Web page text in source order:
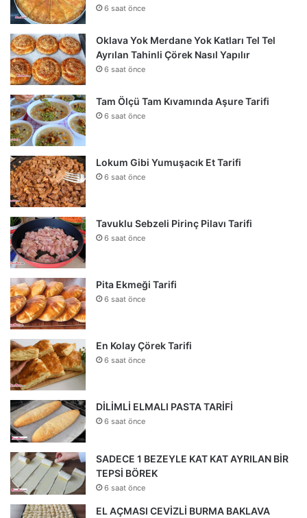
6 saat önce
Oklava Yok Merdane Yok Katları Tel Tel
Ayrılan Tahinli Çörek Nasıl Yapılır
6 saat önce
Tam Ölçü Tam Kıvamında Aşure Tarifi
6 saat önce
Lokum Gibi Yumuşacık Et Tarifi
6 saat önce
Tavuklu Sebzeli Pirinç Pilavı Tarifi
6 saat önce
Pita Ekmeği Tarifi
6 saat önce
En Kolay Çörek Tarifi
6 saat önce
DİLİMLİ ELMALI PASTA TARİFİ
6 saat önce
SADECE 1 BEZEYLE KAT KAT AYRILAN BİR
TEPSİ BÖREK
6 saat önce
EL AÇMASI CEVİZLİ BURMA BAKLAVA